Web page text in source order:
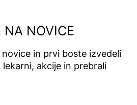
NA NOVICE
novice in prvi boste izvedeli
akcije in prebrali